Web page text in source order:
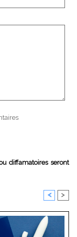
diffamatoires seront
< >